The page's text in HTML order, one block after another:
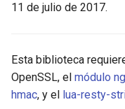
auth-totp
bot-verifier
Validadores JWT
11 de julio de 2017.
Esta biblioteca
OpenSSL, el módulo
hmac, y el lua-resty-